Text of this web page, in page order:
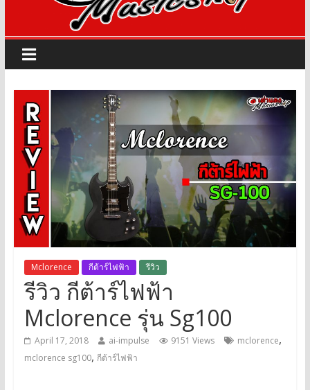
Mclorence กีต้าร์ไฟฟ้า รีวิว
รีวิว กีต้าร์ไฟฟ้า
Mclorence รุ่น Sg100
April 17, 2018 ai-impulse 9151 Views mclorence,
mclorence sg100, กีต้าร์ไฟฟ้า